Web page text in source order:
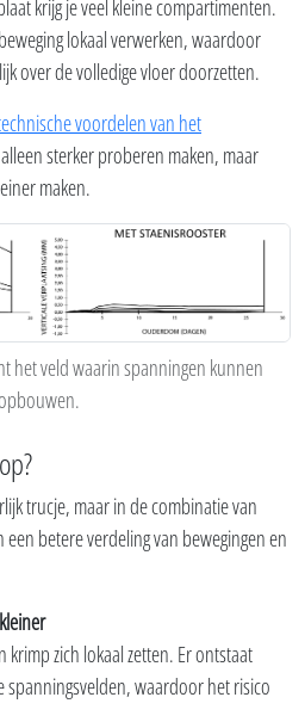
krijg je veel kleine compartimenten.
lokaal verwerken, waardoor
over de volledige vloer doorzetten.
voordelen van het
sterker proberen maken, maar
maken.
het veld waarin spanningen kunnen
trucje, maar in de combinatie van
betere verdeling van bewegingen en
krimp zich lokaal zetten. Er ontstaat
waardoor het risico